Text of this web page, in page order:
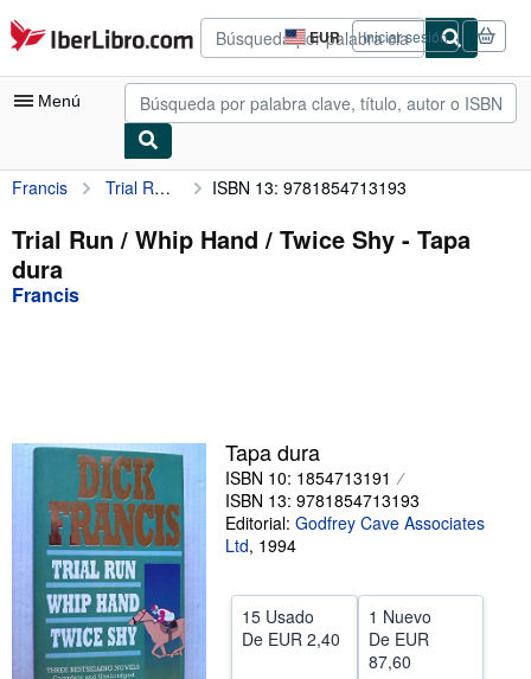
Pasar al contenido principal
IberLibro.com EUR
Preferencias
de
compra
del
Iniciar sesión
Menú
Mi cuenta
Consultar mis pedidos
Búsqueda avanzada
Vendedores
Comenzar a vender
Ayuda
Francis Trial Run / Whip Hand / Twice Shy ISBN 13: 9781854713193
Trial Run / Whip Hand / Twice Shy - Tapa
dura
Francis
Tapa dura
ISBN 10: 1854713191
ISBN 13: 9781854713193
Editorial: Godfrey Cave Associates
Ltd, 1994
15 Usado
De EUR 2,40
1 Nuevo
De EUR
87,60